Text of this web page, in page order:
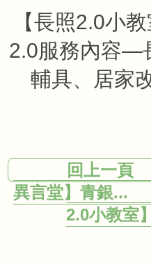
【長照2.0小
2.0服務內容—
輔具、居家
回上一頁
異言堂】青銀...
2.0小教室